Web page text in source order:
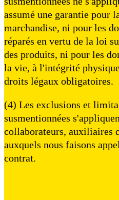
assumé une garantie pour
marchandise, ni pour les
réparés en vertu de la loi
des produits, ni pour les
la vie, à l'intégrité
droits légaux obligatoires.
(4) Les exclusions et
susmentionnées
collaborateurs, auxiliaires
auxquels nous faisons
contrat.